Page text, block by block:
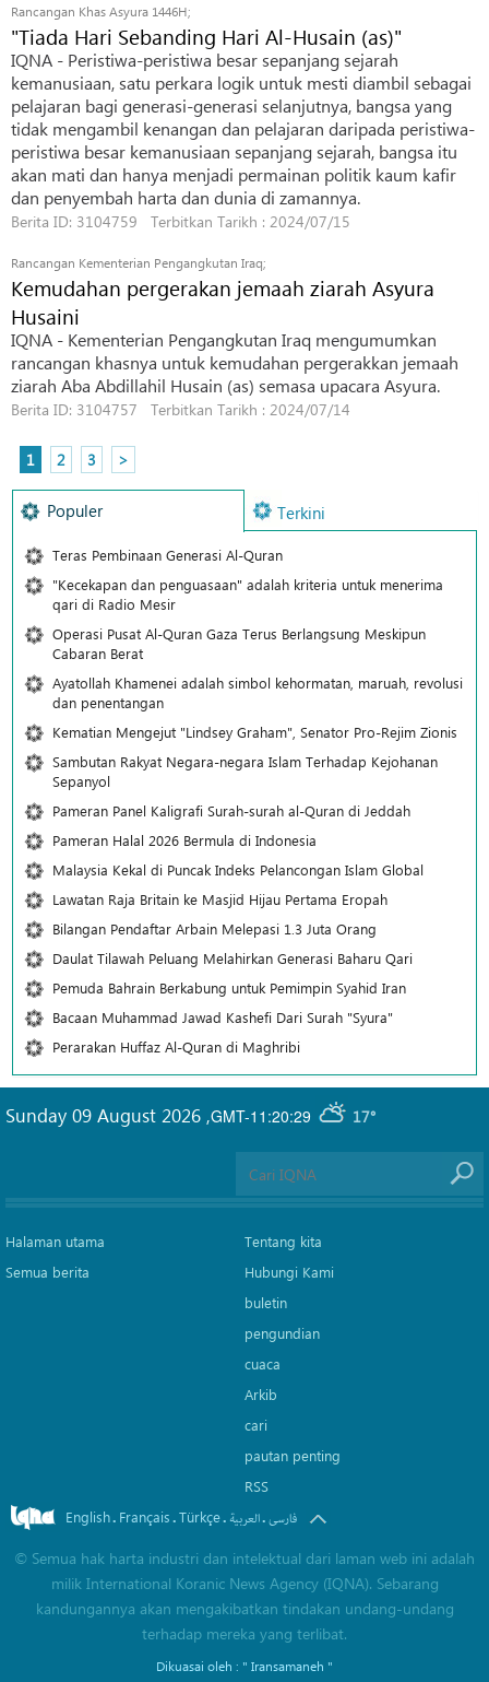
Rancangan Khas Asyura 1446H;
"Tiada Hari Sebanding Hari Al-Husain (as)"
IQNA - Peristiwa-peristiwa besar sepanjang sejarah
kemanusiaan, satu perkara logik untuk mesti diambil sebagai
pelajaran bagi generasi-generasi selanjutnya, bangsa yang
tidak mengambil kenangan dan pelajaran daripada peristiwa-
peristiwa besar kemanusiaan sepanjang sejarah, bangsa itu
akan mati dan hanya menjadi permainan politik kaum kafir
dan penyembah harta dan dunia di zamannya.
Berita ID: 3104759 Terbitkan Tarikh : 2024/07/15
Rancangan Kementerian Pengangkutan Iraq;
Kemudahan pergerakan jemaah ziarah Asyura
Husaini
IQNA - Kementerian Pengangkutan Iraq mengumumkan
rancangan khasnya untuk kemudahan pergerakkan jemaah
ziarah Aba Abdillahil Husain (as) semasa upacara Asyura.
Berita ID: 3104757 Terbitkan Tarikh : 2024/07/14
1 2 3 >
Populer Terkini
Teras Pembinaan Generasi Al-Quran
"Kecekapan dan penguasaan" adalah kriteria untuk menerima
qari di Radio Mesir
Operasi Pusat Al-Quran Gaza Terus Berlangsung Meskipun
Cabaran Berat
Ayatollah Khamenei adalah simbol kehormatan, maruah, revolusi
dan penentangan
Kematian Mengejut "Lindsey Graham", Senator Pro-Rejim Zionis
Sambutan Rakyat Negara-negara Islam Terhadap Kejohanan
Sepanyol
Pameran Panel Kaligrafi Surah-surah al-Quran di Jeddah
Pameran Halal 2026 Bermula di Indonesia
Malaysia Kekal di Puncak Indeks Pelancongan Islam Global
Lawatan Raja Britain ke Masjid Hijau Pertama Eropah
Bilangan Pendaftar Arbain Melepasi 1.3 Juta Orang
Daulat Tilawah Peluang Melahirkan Generasi Baharu Qari
Pemuda Bahrain Berkabung untuk Pemimpin Syahid Iran
Bacaan Muhammad Jawad Kashefi Dari Surah "Syura"
Perarakan Huffaz Al-Quran di Maghribi
GMT-11:20:29 17°
Sunday 09 August 2026 ,
Halaman utama
Semua berita
Tentang kita
Hubungi Kami
buletin
pengundian
cuaca
Arkib
cari
pautan penting
RSS
English. Français.Türkçe. العربیة.فارسی
© Semua hak harta industri dan intelektual dari laman web ini adalah
milik International Koranic News Agency (IQNA). Sebarang
kandungannya akan mengakibatkan tindakan undang-undang
terhadap mereka yang terlibat.
Dikuasai oleh : " Iransamaneh "